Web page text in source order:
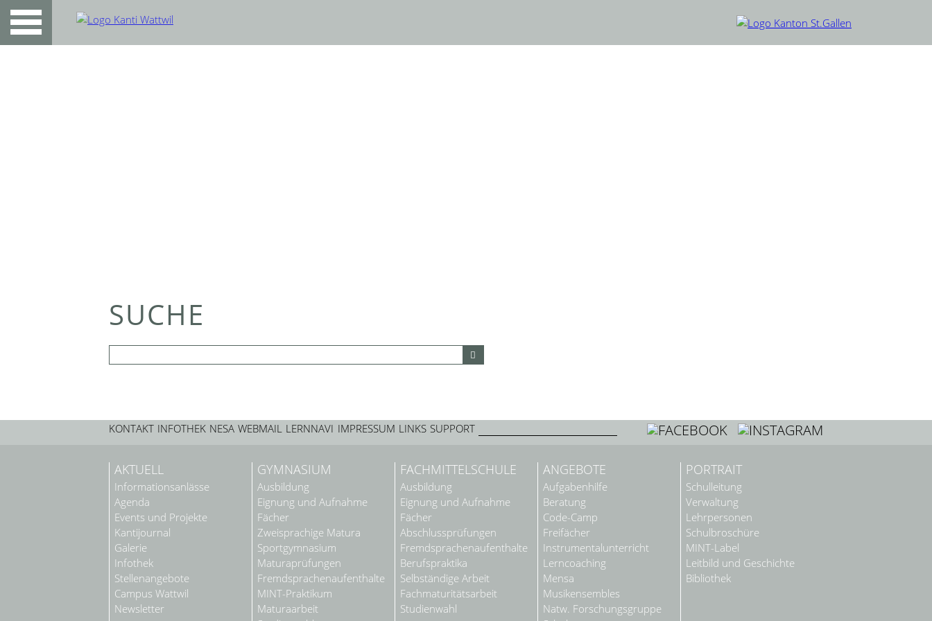
SUCHE
KONTAKT INFOTHEK NESA WEBMAIL LERNNAVI IMPRESSUM LINKS SUPPORT
AKTUELL
Informationsanlässe
Agenda
Events und Projekte
Kantijournal
Galerie
Infothek
Stellenangebote
Campus Wattwil
Newsletter
GYMNASIUM
Ausbildung
Eignung und Aufnahme
Fächer
Zweisprachige Matura
Sportgymnasium
Maturaprüfungen
Fremdsprachenaufenthalte
MINT-Praktikum
Maturaarbeit
FACHMITTELSCHULE
Ausbildung
Eignung und Aufnahme
Fächer
Abschlussprüfungen
Fremdsprachenaufenthalte
Berufspraktika
Selbständige Arbeit
Fachmaturitätsarbeit
Studienwahl
ANGEBOTE
Aufgabenhilfe
Beratung
Code-Camp
Freifächer
Instrumentalunterricht
Lerncoaching
Mensa
Musikensembles
Natw. Forschungsgruppe
PORTRAIT
Schulleitung
Verwaltung
Lehrpersonen
Schulbroschüre
MINT-Label
Leitbild und Geschichte
Bibliothek